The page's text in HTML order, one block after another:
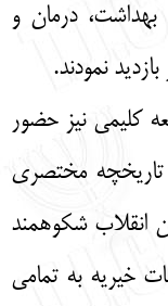
درمان و
نمودند.
کلیمی نیز حضور
تاریخچه مختصری
انقلاب شکوهمند
خیریه به تمامی